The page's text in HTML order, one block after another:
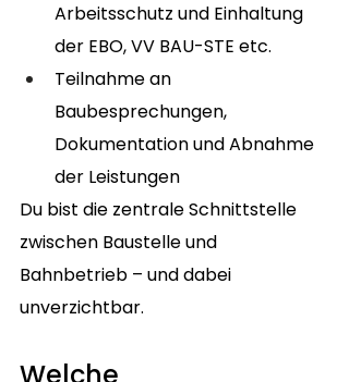
Arbeitsschutz und Einhaltung
der EBO, VV BAU-STE etc.
Teilnahme an
Baubesprechungen,
Dokumentation und Abnahme
der Leistungen
Du bist die zentrale Schnittstelle
zwischen Baustelle und
Bahnbetrieb – und dabei
unverzichtbar.